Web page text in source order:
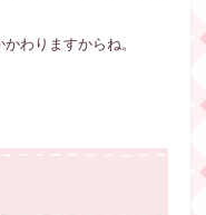
わりますからね。